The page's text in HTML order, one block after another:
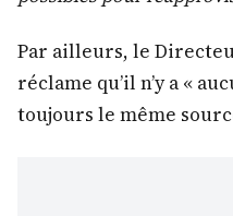
Par ailleurs, le
réclame qu’il n’y a «
toujours le même